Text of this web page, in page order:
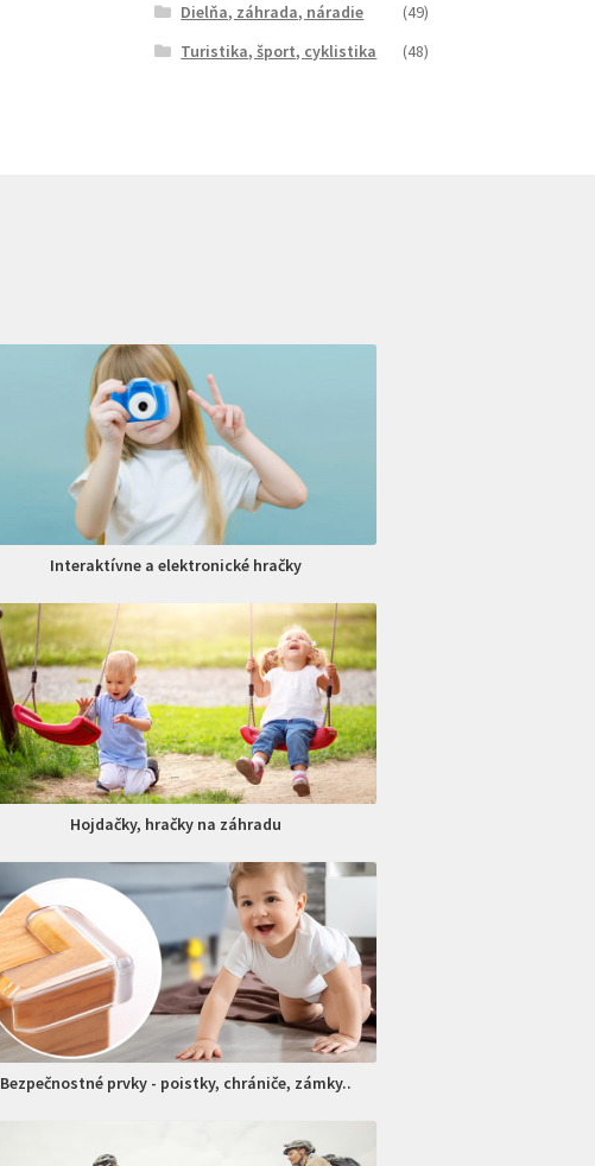
Dielňa, záhrada, náradie
(49)
Turistika, šport, cyklistika
(48)
Interaktívne a elektronické hračky
Hojdačky, hračky na záhradu
Bezpečnostné prvky - poistky, chrániče, zámky..